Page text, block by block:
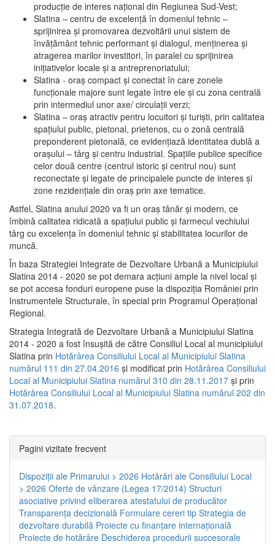
producţie de interes naţional din Regiunea Sud-Vest;
Slatina – centru de excelenţă în domeniul tehnic –
sprijinirea şi promovarea dezvoltării unui sistem de
învăţământ tehnic performant şi dialogul, menţinerea şi
atragerea marilor investitori, în paralel cu sprijinirea
iniţiativelor locale şi a antreprenoriatului;
Slatina - oraş compact şi conectat în care zonele
funcţionale majore sunt legate între ele şi cu zona centrală
prin intermediul unor axe/ circulații verzi;
Slatina – oraş atractiv pentru locuitori şi turişti, prin calitatea
spaţiului public, pietonal, prietenos, cu o zonă centrală
preponderent pietonală, ce evidenţiază identitatea dublă a
oraşului – târg şi centru industrial. Spaţiile publice specifice
celor două centre (centrul istoric şi centrul nou) sunt
reconectate şi legate de principalele puncte de interes şi
zone rezidenţiale din oraş prin axe tematice.
Astfel, Slatina anului 2020 va fi un oraş tânăr şi modern, ce
îmbină calitatea ridicată a spaţiului public şi farmecul vechiului
târg cu excelenţa în domeniul tehnic şi stabilitatea locurilor de
muncă.
În baza Strategiei Integrate de Dezvoltare Urbană a Municipiului
Slatina 2014 - 2020 se pot demara acţiuni ample la nivel local şi
se pot accesa fonduri europene puse la dispoziţia României prin
Instrumentele Structurale, în special prin Programul Operațional
Regional.
Strategia Integrată de Dezvoltare Urbană a Municipiului Slatina
2014 - 2020 a fost însuşită de către Consiliul Local al municipiului
Slatina prin Hotărârea Consiliului Local al Municipiului Slatina
numărul 111 din 27.04.2016 și modificat prin Hotărârea Consiliului
Local al Municipiului Slatina numărul 310 din 28.11.2017 și prin
Hotărârea Consiliului Local al Municipiului Slatina numărul 202 din
31.07.2018.
Pagini vizitate frecvent
Dispoziţii ale Primarului > 2026 Hotărâri ale Consiliului Local
> 2026 Oferte de vânzare (Legea 17/2014) Structuri
asociative privind eliberarea atestatului de producător
Transparenţa decizională Formulare cereri tip Strategia de
dezvoltare durabilă Proiecte cu finanţare internaţională
Proiecte de hotărâre Deschiderea procedurii succesorale